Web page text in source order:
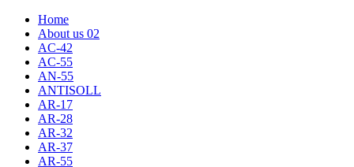
Home
About us 02
AC-42
AC-55
AN-55
ANTISOLL
AR-17
AR-28
AR-32
AR-37
AR-55